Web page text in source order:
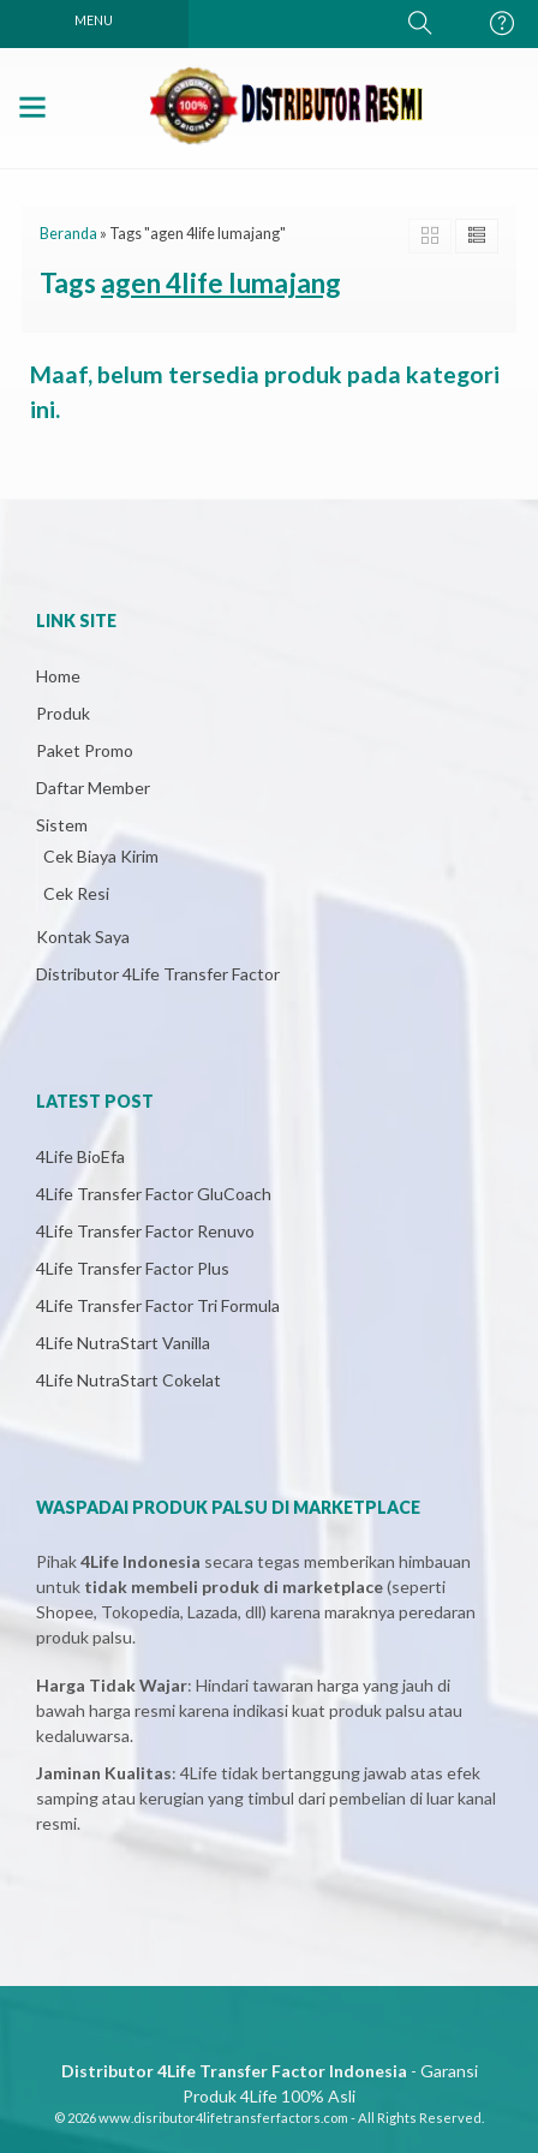
MENU
Beranda » Tags "agen 4life lumajang"
Tags agen 4life lumajang
Maaf, belum tersedia produk pada kategori
ini.
LINK SITE
Home
Produk
Paket Promo
Daftar Member
Sistem
Cek Biaya Kirim
Cek Resi
Kontak Saya
Distributor 4Life Transfer Factor
LATEST POST
4Life BioEfa
4Life Transfer Factor GluCoach
4Life Transfer Factor Renuvo
4Life Transfer Factor Plus
4Life Transfer Factor Tri Formula
4Life NutraStart Vanilla
4Life NutraStart Cokelat
WASPADAI PRODUK PALSU DI MARKETPLACE
Pihak4Life Indonesia secara tegas memberikan himbauan
untuk tidak membeli produk di marketplace(seperti
Shopee, Tokopedia, Lazada, dll) karena maraknya peredaran
produk palsu.
Harga Tidak Wajar: Hindari tawaran harga yang jauh di
bawah harga resmi karena indikasi kuat produk palsu atau
kedaluwarsa.
Jaminan Kualitas: 4Life tidak bertanggung jawab atas efek
samping atau kerugian yang timbul dari pembelian di luar kanal
resmi.
Distributor 4Life Transfer Factor Indonesia - Garansi
Produk 4Life 100% Asli
© 2026 www.disributor4lifetransferfactors.com - All Rights Reserved.